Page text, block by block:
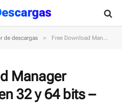
de descargas » Free Download Manager v6.34.4.6974 en 32 y 64 bits – Gestor de descargas más completo
Manager
32 y 64 bits –